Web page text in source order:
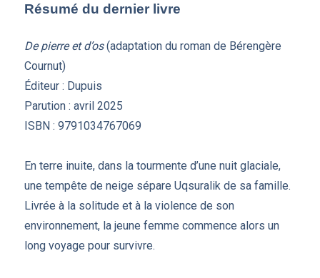
Résumé du dernier livre
De pierre et d’os(adaptation du roman de Bérengère
Cournut)
Éditeur : Dupuis
Parution : avril 2025
ISBN : 9791034767069
En terre inuite, dans la tourmente d’une nuit glaciale,
une tempête de neige sépare Uqsuralik de sa famille.
Livrée à la solitude et à la violence de son
environnement, la jeune femme commence alors un
long voyage pour survivre.